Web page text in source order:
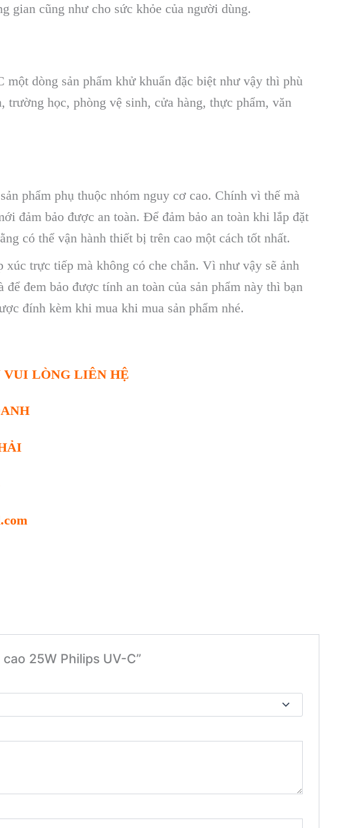
gian cũng như cho sức khỏe của người dùng.
dòng sản phẩm khử khuẩn đặc biệt như vậy thì phù
trường học, phòng vệ sinh, cửa hàng, thực phẩm, văn
phẩm phụ thuộc nhóm nguy cơ cao. Chính vì thế mà
đảm bảo được an toàn. Để đảm bảo an toàn khi lắp đặt
có thể vận hành thiết bị trên cao một cách tốt nhất.
trực tiếp mà không có che chắn. Vì như vậy sẽ ảnh
đem bảo được tính an toàn của sản phẩm này thì bạn
đính kèm khi mua khi mua sản phẩm nhé.
LÒNG LIÊN HỆ
25W Philips UV-C”